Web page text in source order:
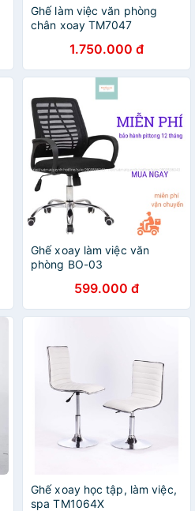
Ghế làm việc văn phòng
chân xoay TM7047
1.750.000 đ
Ghế xoay làm việc văn
phòng BO-03
599.000 đ
Ghế xoay học tập, làm việc,
spa TM1064X